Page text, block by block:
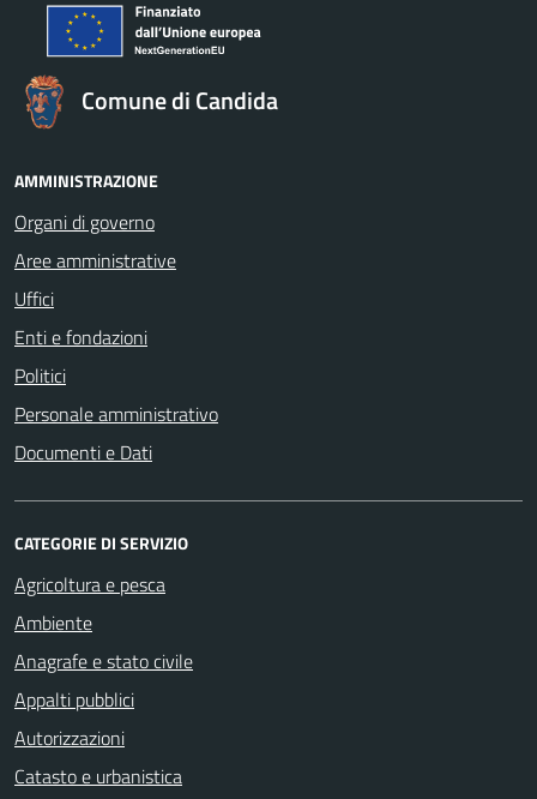
Comune di Candida
AMMINISTRAZIONE
Organi di governo
Aree amministrative
Uffici
Enti e fondazioni
Politici
Personale amministrativo
Documenti e Dati
CATEGORIE DI SERVIZIO
Agricoltura e pesca
Ambiente
Anagrafe e stato civile
Appalti pubblici
Autorizzazioni
Catasto e urbanistica